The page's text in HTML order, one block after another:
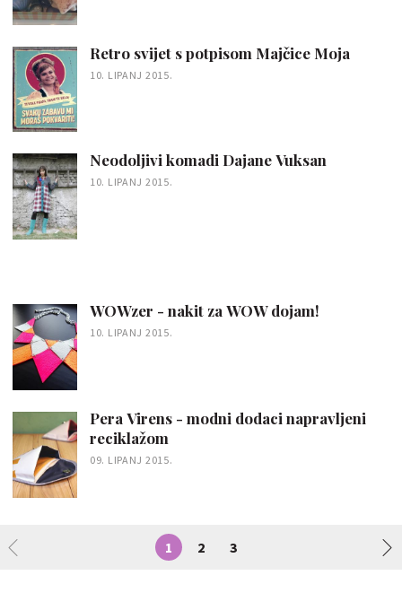
Retro svijet s potpisom Majčice Moja
10. LIPANJ 2015.
Neodoljivi komadi Dajane Vuksan
10. LIPANJ 2015.
WOWzer - nakit za WOW dojam!
10. LIPANJ 2015.
Pera Virens - modni dodaci napravljeni
reciklažom
09. LIPANJ 2015.
1 2 3